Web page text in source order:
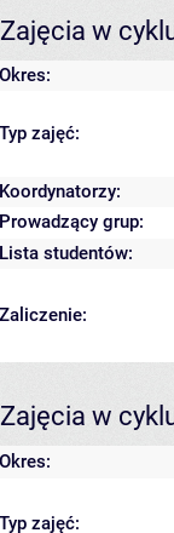
Zajęcia w
Okres:
Typ zajęć:
Koordynatorzy:
Prowadzący grup:
Lista studentów:
Zaliczenie:
Zajęcia w
Okres:
Typ zajęć: